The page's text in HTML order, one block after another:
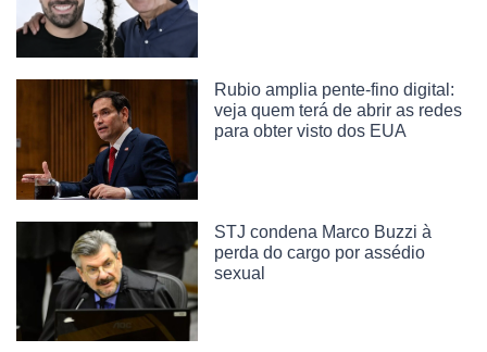
Rubio amplia pente-fino digital:
veja quem terá de abrir as redes
para obter visto dos EUA
STJ condena Marco Buzzi à
perda do cargo por assédio
sexual